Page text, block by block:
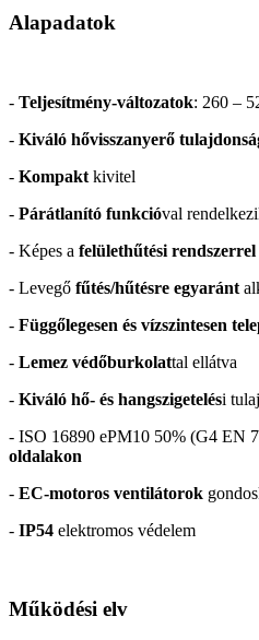
Alapadatok
- Teljesítmény-változatok: 260 –
- Kiváló hővisszanyerő
- Kompakt kivitel
- Párátlanító funkcióval
- Képes a felülethűtési
- Levegő fűtés/hűtésre egyaránt
- Függőlegesen és vízszintesen
- Lemez védőburkolattal ellátva
- Kiváló hő- és hangszigetelési
- ISO 16890 ePM10 50% (G4 EN
oldalakon
- EC-motoros ventilátorok
- IP54 elektromos védelem
Működési elv